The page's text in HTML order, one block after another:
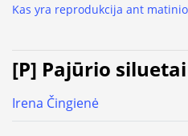
Kas yra reprodukcija ant
[P] Pajūrio siluetai
Irena Čingienė